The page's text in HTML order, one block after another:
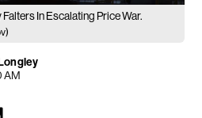
In Escalating Price War.
AM